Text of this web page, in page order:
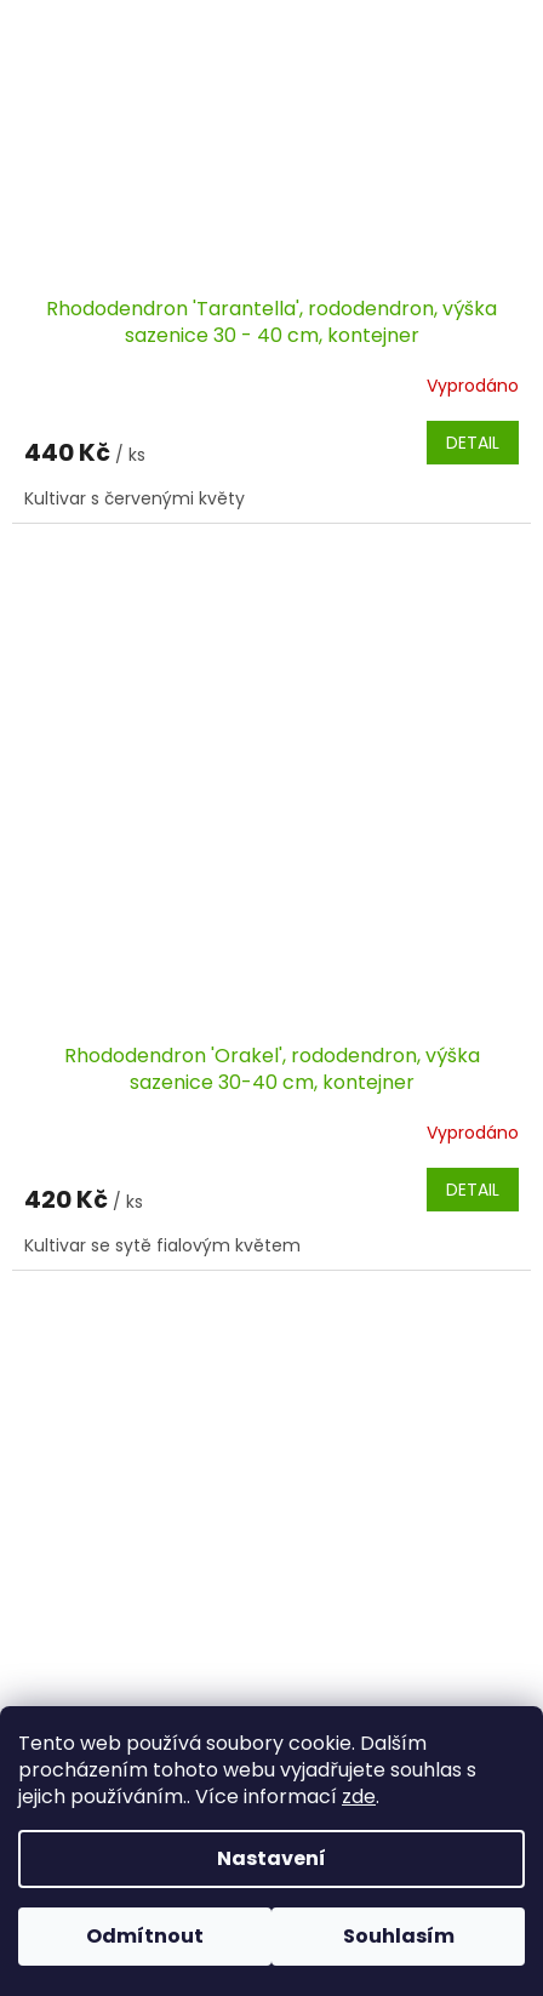
Tento web používá soubory cookie. Dalším
procházením tohoto webu vyjadřujete souhlas s
jejich používáním.. Více informací zde.
Nastavení
Odmítnout Souhlasím
Rhododendron 'Tarantella', rododendron, výška
sazenice 30 - 40 cm, kontejner
Vyprodáno
440 Kč / ks DETAIL
Kultivar s červenými květy
Rhododendron 'Orakel', rododendron, výška
sazenice 30-40 cm, kontejner
Vyprodáno
420 Kč / ks DETAIL
Kultivar se sytě fialovým květem
Rhododendron 'Negrito', výška sazenice 30-40 cm,
kontejner
420 Kč/ ks DETAIL